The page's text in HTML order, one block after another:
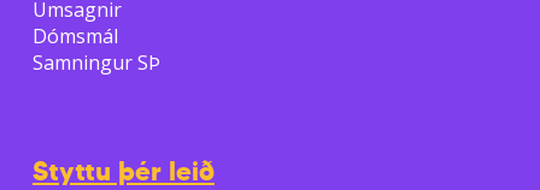
Umsagnir
Dómsmál
Samningur SÞ
Styttu þér leið